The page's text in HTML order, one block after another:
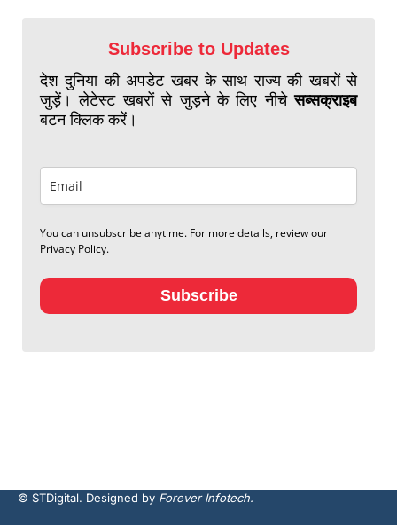
Subscribe to Updates
देश दुनिया की अपडेट खबर के साथ राज्य की खबरों से
जुड़ें। लेटेस्ट खबरों से जुड़ने के लिए नीचेसब्सक्राइब
बटन क्लिक करें।
You can unsubscribe anytime. For more details, review our
Privacy Policy.
Subscribe
© STDigital. Designed by Forever Infotech.